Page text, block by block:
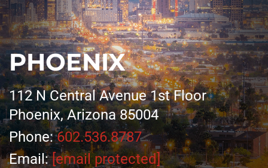
PHOENIX
112 N Central Avenue 1st Floor
Phoenix, Arizona 85004
Phone:602.536.8787
Email:[email protected]